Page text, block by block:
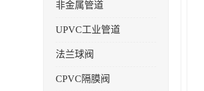
非金属管道
UPVC工业管道
法兰球阀
CPVC隔膜阀